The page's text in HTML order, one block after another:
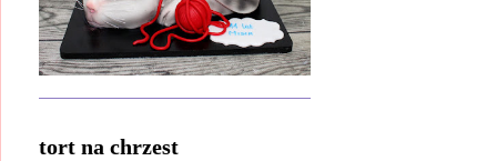
tort na chrzest